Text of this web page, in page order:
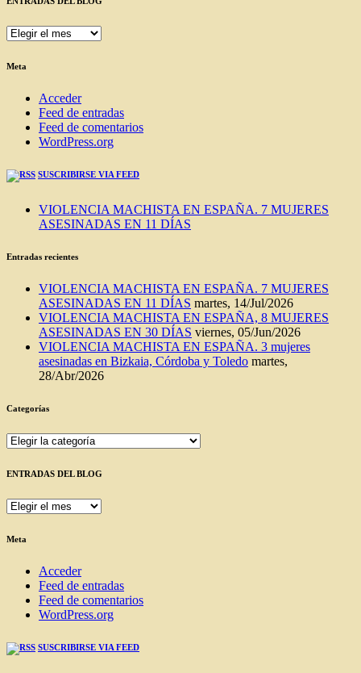
ENTRADAS
BLOG
Meta
Acceder
Feed de entradas
Feed de comentarios
WordPress.org
SUSCRIBIRSE VIA FEED
VIOLENCIA MACHISTA EN ESPAÑA. 7 MUJERES
ASESINADAS EN 11 DÍAS
Entradas recientes
VIOLENCIA MACHISTA EN ESPAÑA. 7 MUJERES
ASESINADAS EN 11 DÍAS martes, 14/Jul/2026
VIOLENCIA MACHISTA EN ESPAÑA, 8 MUJERES
ASESINADAS EN 30 DÍAS viernes, 05/Jun/2026
VIOLENCIA MACHISTA EN ESPAÑA. 3 mujeres
asesinadas en Bizkaia, Córdoba y Toledo martes,
28/Abr/2026
Categorías
Categorías
ENTRADAS DEL BLOG
ENTRADAS
BLOG
Meta
Acceder
Feed de entradas
Feed de comentarios
WordPress.org
SUSCRIBIRSE VIA FEED